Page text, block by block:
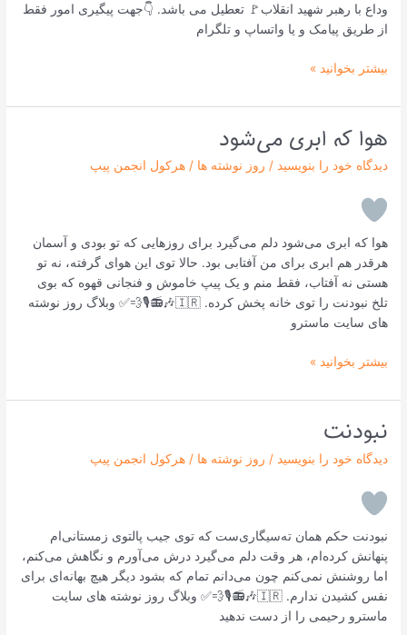
وداع با رهبر شهید انقلاب🚩 تعطیل می باشد. 👇جهت پیگیری امور فقط
از طریق پیامک و یا واتساپ و تلگرام
بیشتر بخوانید »
هوا که ابری می‌شود
دیدگاه‌ خود را بنویسید / روز نوشته ها /هرکول انجمن پیپ
هوا که ابری می‌شود دلم می‌گیرد برای روزهایی که تو بودی و آسمان
هرقدر هم ابری برای من آفتابی بود. حالا توی این هوای گرفته، نه تو
هستی نه آفتاب، فقط منم و یک پیپ خاموش و فنجانی قهوه که بوی
تلخ نبودنت را توی خانه پخش کرده. 🇮🇷🎶📻🎙💨✅ وبلاگ روز نوشته
های سایت ماسترو
هوا
ابری
می‌شود
بیشتر بخوانید »
نبودنت
دیدگاه‌ خود را بنویسید / روز نوشته ها /هرکول انجمن پیپ
نبودنت حکم همان ته‌سیگاری‌ست که توی جیب پالتوی زمستانی‌ام
پنهانش کرده‌ام، هر وقت دلم می‌گیرد درش می‌آورم و نگاهش می‌کنم،
اما روشنش نمی‌کنم چون می‌دانم تمام که بشود دیگر هیچ بهانه‌ای برای
نفس کشیدن ندارم. 🇮🇷🎶📻🎙💨✅ وبلاگ روز نوشته های سایت
ماسترو رحیمی را از دست ندهید
نبودنت